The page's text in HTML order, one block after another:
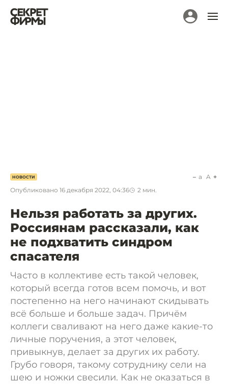
НОВОСТИ
Опубликовано 16 декабря 2022, 04:36 2 мин.
a A
Нельзя работать за других.
Россиянам рассказали, как
не подхватить синдром
спасателя
Часто в коллективе есть такой человек,
который всегда готов всем помочь, и вот
постепенно на него начинают скидывать
всё больше и больше задач. Причём
коллеги сваливают на него даже какие-то
личные поручения, а этот человек,
привыкнув, делает за других их работу.
Грубо говоря, такому сотруднику сели на
шею и ножки свесили. Как не оказаться в